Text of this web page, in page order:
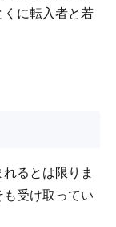
に転入者と若
るとは限りま
受け取ってい